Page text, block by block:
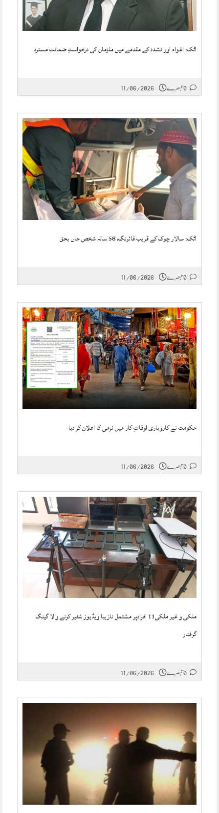
اٹک: اغواء اور تشدد کے مقدمے میں ملزمان کی درخواستِ ضمانت مسترد
11/06/2026
اٹک: سالار چوک کے قریب فائرنگ، 58 سالہ شخص جاں بحق
11/06/2026
حکومت نے کاروباری اوقاتِ کار میں نرمی کا اعلان کر دیا
11/06/2026
ملکی و غیر ملکی11 افرادپر مشتمل نازیبا ویڈیوز شئیر کرنے والا گینگ
گرفتار
11/06/2026